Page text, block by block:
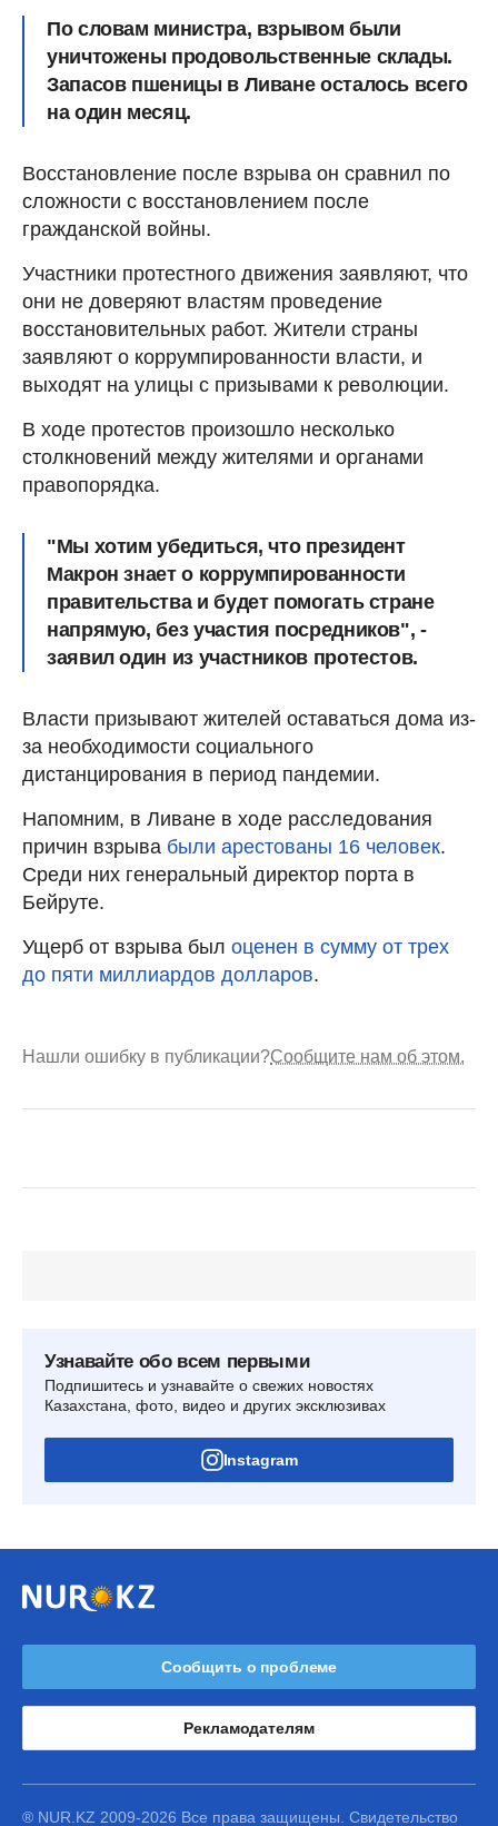
По словам министра, взрывом были
уничтожены продовольственные склады.
Запасов пшеницы в Ливане осталось всего
на один месяц.
Восстановление после взрыва он сравнил по
сложности с восстановлением после
гражданской войны.
Участники протестного движения заявляют, что
они не доверяют властям проведение
восстановительных работ. Жители страны
заявляют о коррумпированности власти, и
выходят на улицы с призывами к революции.
В ходе протестов произошло несколько
столкновений между жителями и органами
правопорядка.
"Мы хотим убедиться, что президент
Макрон знает о коррумпированности
правительства и будет помогать стране
напрямую, без участия посредников", -
заявил один из участников протестов.
Власти призывают жителей оставаться дома из-
за необходимости социального
дистанцирования в период пандемии.
Напомним, в Ливане в ходе расследования
причин взрыва были арестованы 16 человек.
Среди них генеральный директор порта в
Бейруте.
Ущерб от взрыва был оценен в сумму от трех
до пяти миллиардов долларов.
Нашли ошибку в публикации?Сообщите нам об этом.
Узнавайте обо всем первыми
Подпишитесь и узнавайте о свежих новостях
Казахстана, фото, видео и других эксклюзивах
Instagram
Сообщить о проблеме
Рекламодателям
® NUR.KZ 2009-2026 Все права защищены. Свидетельство